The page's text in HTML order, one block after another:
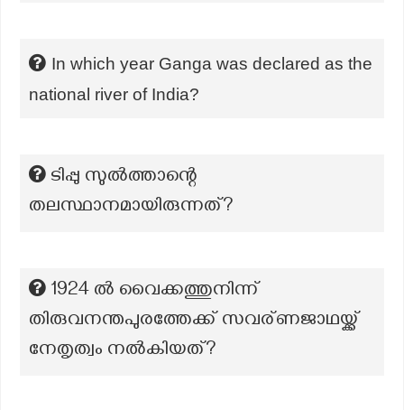
In which year Ganga was declared as the
national river of India?
ടിപ്പു സുൽത്താന്റെ
തലസ്ഥാനമായിരുന്നത്?
1924 ൽ വൈക്കത്തുനിന്ന്
തിരുവനന്തപുരത്തേക്ക് സവര്ണജാഥയ്ക്ക്
നേതൃത്വം നൽകിയത്?